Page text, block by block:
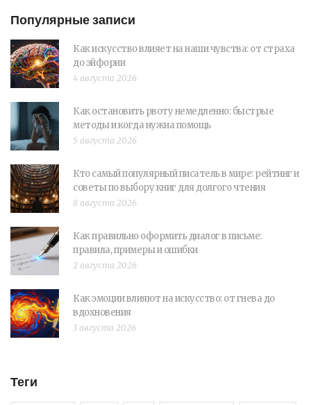
Популярные записи
Как искусство влияет на наши чувства: от страха
до эйфории
4 августа 2026
Как остановить рвоту немедленно: быстрые
методы и когда нужна помощь
5 августа 2026
Кто самый популярный писатель в мире: рейтинг и
советы по выбору книг для долгого чтения
8 августа 2026
Как правильно оформить диалог в письме:
правила, примеры и ошибки
2 августа 2026
Как эмоции влияют на искусство: от гнева до
вдохновения
3 августа 2026
Теги